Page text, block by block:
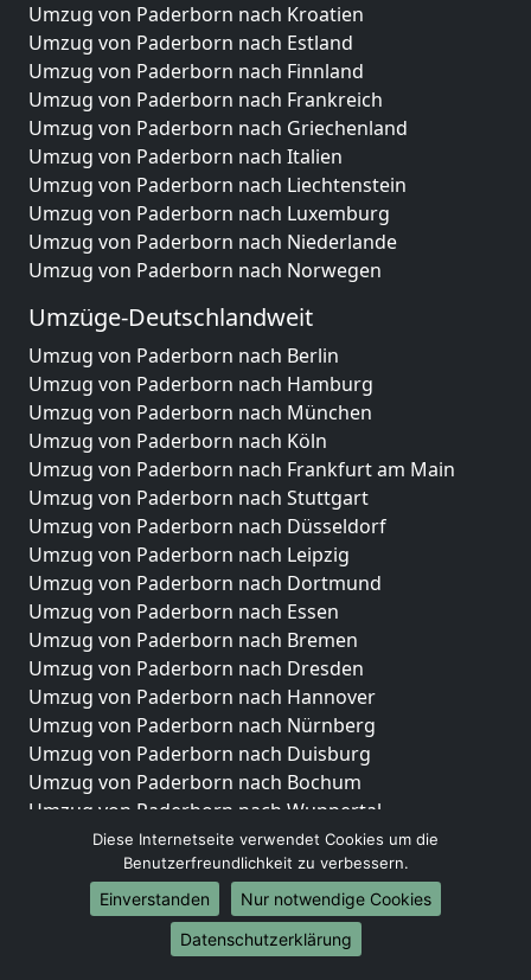
Umzug von Paderborn nach Kroatien
Umzug von Paderborn nach Estland
Umzug von Paderborn nach Finnland
Umzug von Paderborn nach Frankreich
Umzug von Paderborn nach Griechenland
Umzug von Paderborn nach Italien
Umzug von Paderborn nach Liechtenstein
Umzug von Paderborn nach Luxemburg
Umzug von Paderborn nach Niederlande
Umzug von Paderborn nach Norwegen
Umzüge-Deutschlandweit
Umzug von Paderborn nach Berlin
Umzug von Paderborn nach Hamburg
Umzug von Paderborn nach München
Umzug von Paderborn nach Köln
Umzug von Paderborn nach Frankfurt am Main
Umzug von Paderborn nach Stuttgart
Umzug von Paderborn nach Düsseldorf
Umzug von Paderborn nach Leipzig
Umzug von Paderborn nach Dortmund
Umzug von Paderborn nach Essen
Umzug von Paderborn nach Bremen
Umzug von Paderborn nach Dresden
Umzug von Paderborn nach Hannover
Umzug von Paderborn nach Nürnberg
Umzug von Paderborn nach Duisburg
Umzug von Paderborn nach Bochum
Umzug von Paderborn nach Wuppertal
Umzug von Paderborn nach Bielefeld
Umzug von Paderborn nach Bonn
Umzug von Paderborn nach Münster
Internationale-Umzüge
Diese Internetseite verwendet Cookies um die
Benutzerfreundlichkeit zu verbessern.
Einverstanden
Nur notwendige Cookies
Datenschutzerklärung